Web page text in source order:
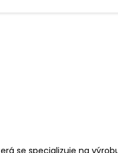
se specializuje na